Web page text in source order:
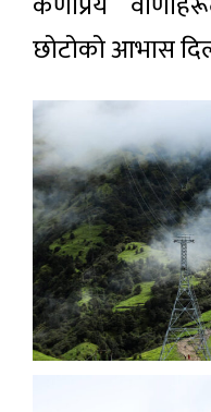
छोटोको आभास